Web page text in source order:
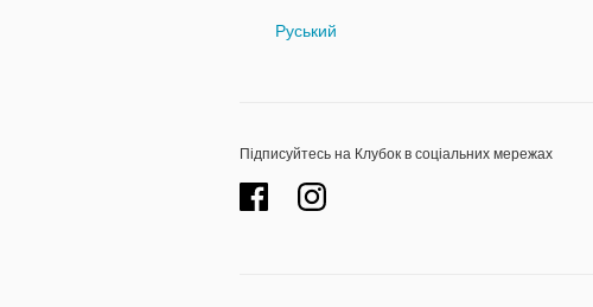
Руський
Підписуйтесь на Клубок в соціальних мережах